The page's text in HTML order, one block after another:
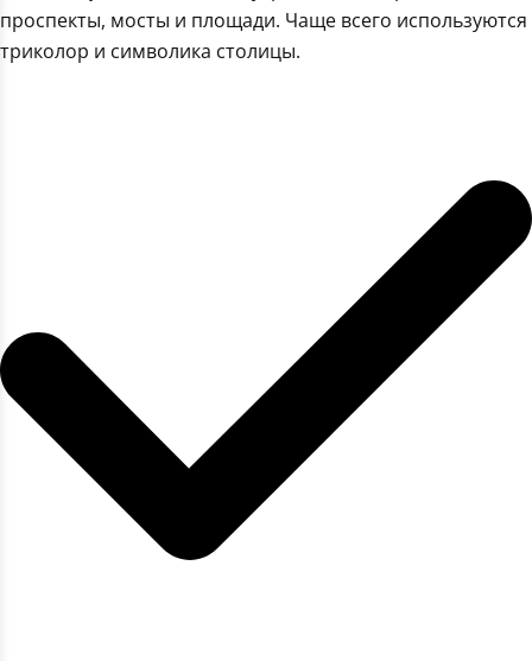
проспекты, мосты и площади. Чаще всего используются
триколор и символика столицы.